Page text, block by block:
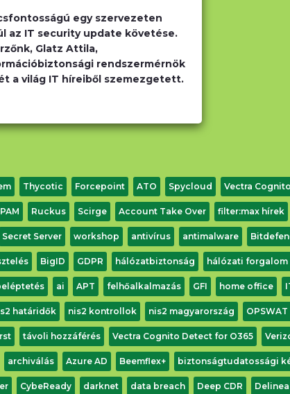
egy szervezeten
az IT security update követése.
Glatz Attila,
rendszermérnök
a világ IT híreiből szemezgetett.
Thycotic Forcepoint ATO Spycloud Vectra
PAM Ruckus Scirge Account Take Over filter:max hírek
Secret Server workshop antivírus antimalware
BigID GDPR hálózatbiztonság hálózati forgalom
ai APT felhőalkalmazás GFI home office
határidők nis2 kontrollok nis2 magyarország OPSWAT
távoli hozzáférés Vectra Cognito Detect for O365
archiválás Azure AD Beemflex+ biztonságtudatossági
CybeReady darknet data breach Deep CDR Delinea